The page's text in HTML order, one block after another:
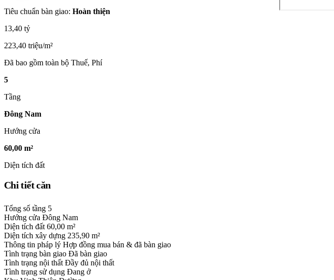
Tiêu chuẩn bàn giao: Hoàn thiện
13,40 tỷ
223,40 triệu/m²
Đã bao gồm toàn bộ Thuế, Phí
5
Tầng
Đông Nam
Hướng cửa
60,00 m²
Diện tích đất
Chi tiết căn
Tổng số tầng 5
Hướng cửa Đông Nam
Diện tích đất 60,00 m²
Diện tích xây dựng 235,90 m²
Thông tin pháp lý Hợp đồng mua bán & đã bàn giao
Tình trạng bàn giao Đã bàn giao
Tình trạng nội thất Đầy đủ nội thất
Tình trạng sử dụng Đang ở